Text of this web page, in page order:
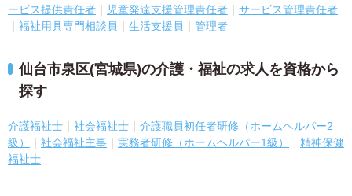
ービス提供責任者
児童発達支援管理責任者
サービス管理責任者
福祉用具専門相談員
生活支援員 管理者
仙台市泉区(宮城県)の介護・福祉の求人を資格から
探す
介護福祉士 社会福祉士
介護職員初任者研修（ホームヘルパー2
級）
社会福祉主事 実務者研修（ホームヘルパー1級）
精神保健
福祉士